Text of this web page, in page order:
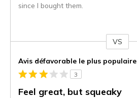
since I bought them.
projecteur
sur
les
VS
Avis défavorable le plus populaire
3
Feel great, but squeaky